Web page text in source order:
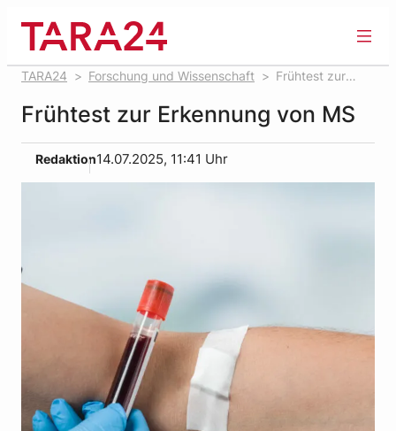
springen
TARA24 Forschung und Wissenschaft
Frühtest zur
Frühtest zur Erkennung von MS
Redaktion14.07.2025, 11:41 Uhr